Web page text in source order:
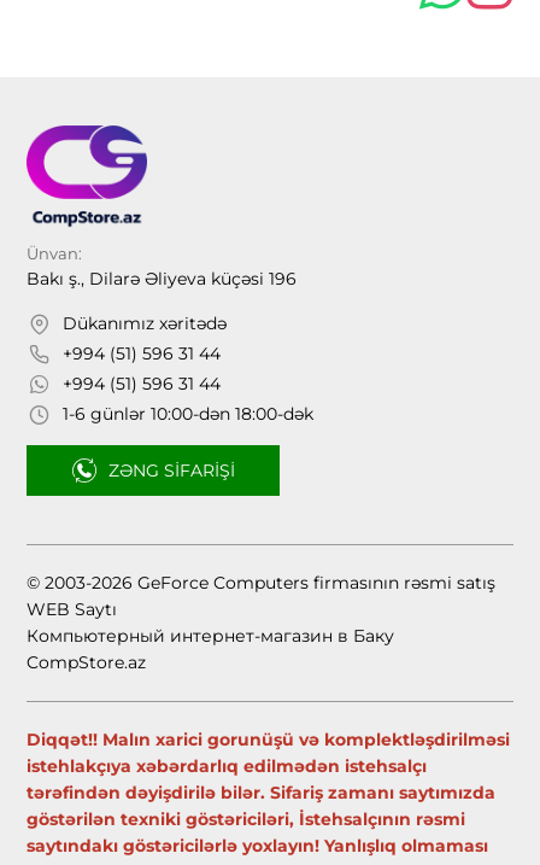
Ünvan:
Bakı ş., Dilarə Əliyeva küçəsi 196
Dükanımız xəritədə
+994 (51) 596 31 44
+994 (51) 596 31 44
1-6 günlər 10:00-dən 18:00-dək
ZƏNG SIFARIŞI
© 2003-2026 GeForce Computers firmasının rəsmi satış
WEB Saytı
Компьютерный интернет-магазин в Баку
CompStore.az
Diqqət!! Malın xarici gorunüşü və komplektləşdirilməsi
istehlakçıya xəbərdarlıq edilmədən istehsalçı
tərəfindən dəyişdirilə bilər. Sifariş zamanı saytımızda
göstərilən texniki göstəriciləri, İstehsalçının rəsmi
saytındakı göstəricilərlə yoxlayın! Yanlışlıq olmaması